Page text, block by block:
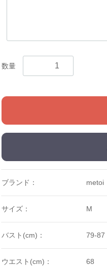
数量
ブランド： metoi
サイズ： M
バスト(cm)： 79-87
ウエスト(cm)： 68